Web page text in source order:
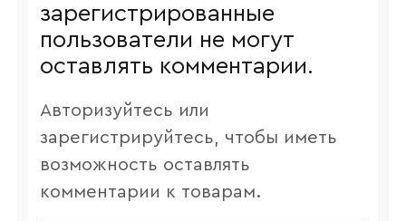
зарегистрированные
пользователи не могут
оставлять комментарии.
Авторизуйтесь или
зарегистрируйтесь, чтобы иметь
возможность оставлять
комментарии к товарам.